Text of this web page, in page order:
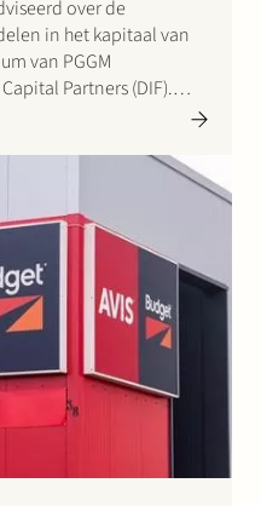
over de
in het kapitaal van
van PGGM
Partners (DIF).